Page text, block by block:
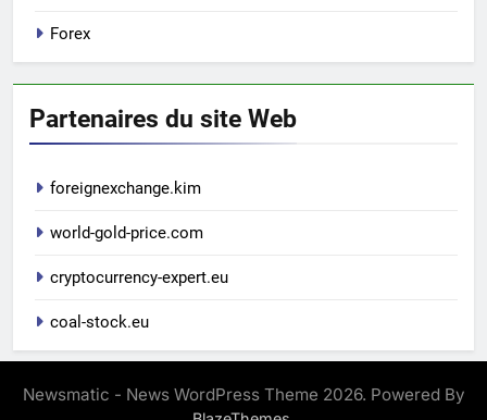
Forex
Partenaires du site Web
foreignexchange.kim
world-gold-price.com
cryptocurrency-expert.eu
coal-stock.eu
Newsmatic - News WordPress Theme 2026. Powered By